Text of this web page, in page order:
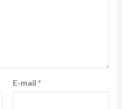
E-mail *